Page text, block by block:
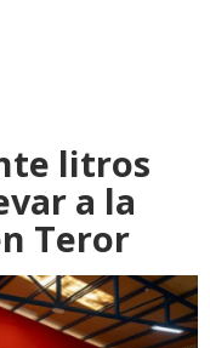
litros
a la
Teror